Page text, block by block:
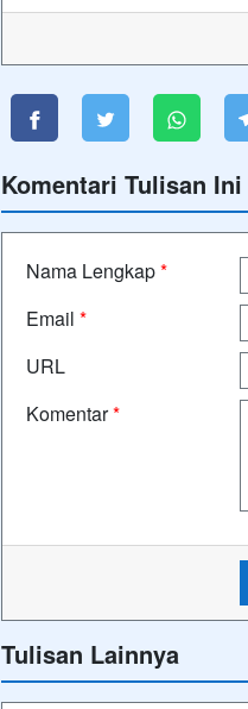
Komentari Tulisan Ini
Nama Lengkap*
Email *
URL
Komentar*
Tulisan Lainnya